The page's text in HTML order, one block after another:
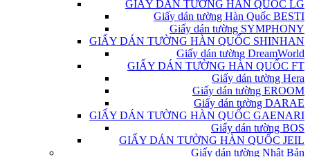
GIẤY DÁN TƯỜNG HÀN QUỐC LG
Giấy dán tường Hàn Quốc BESTI
Giấy dán tường SYMPHONY
GIẤY DÁN TƯỜNG HÀN QUỐC SHINHAN
Giấy dán tường DreamWorld
GIẤY DÁN TƯỜNG HÀN QUỐC FT
Giấy dán tường Hera
Giấy dán tường EROOM
Giấy dán tường DARAE
GIẤY DÁN TƯỜNG HÀN QUỐC GAENARI
Giấy dán tường BOS
GIẤY DÁN TƯỜNG HÀN QUỐC JEIL
Giấy dán tường Nhật Bản